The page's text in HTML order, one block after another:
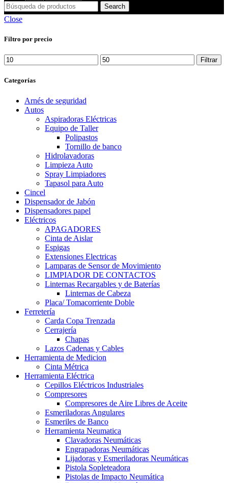
Search
Close
Filtro por precio
Precio
mínimo
Precio
máximo
Filtrar
Categorías
Arnés de seguridad
Autos
Aspiradoras Eléctricas
Equipo de Taller
Polipastos
Tornillo de banco
Hidrolavadoras
Limpieza Auto
Spray Limpiadores
Tapasol para Auto
Cincel
Dispensador de Jabón
Dispensadores papel
Eléctricos
APAGADORES
Cinta de Aislar
Espigas
Extensiones Electricas
Lamparas de Sensor de Movimiento
LIMPIADOR DE CONTACTOS
Linternas Recargables y de Baterías
Linternas de Cabeza
Placa/ Tomacorriente Doble
Ferretería
Carda Copa Trenzada
Cerrajería
Chapas
Lazos Cadenas y Cables
Herramienta de Medicion
Cinta Métrica
Herramienta Eléctrica
Cepillos Eléctricos Industriales
Compresores
Compresores de Aire Libres de Aceite
Esmeriladoras Angulares
Esmeriles de Banco
Herramienta Neumatica
Clavadoras Neumáticas
Engrapadoras Neumáticas
Lijadoras y Esmeriladoras Neumáticas
Pistola Sopleteadora
Pistolas de Impacto Neumática